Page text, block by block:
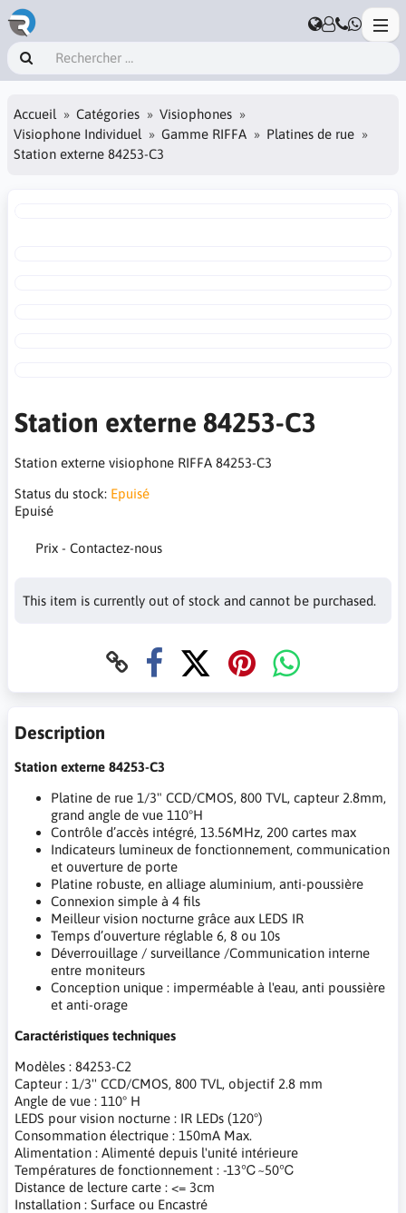
Accueil Catégories
Visiophones
Visiophone Individuel
Gamme RIFFA
Platines de rue
Station externe 84253-C3
Station externe 84253-C3
Station externe visiophone RIFFA 84253-C3
Status du stock: Epuisé
Epuisé
Prix - Contactez-nous
This item is currently out of stock and cannot be purchased.
Description
Station externe 84253-C3
Platine de rue 1/3" CCD/CMOS, 800 TVL, capteur 2.8mm,
grand angle de vue 110°H
Contrôle d’accès intégré, 13.56MHz, 200 cartes max
Indicateurs lumineux de fonctionnement, communication
et ouverture de porte
Platine robuste, en alliage aluminium, anti-poussière
Connexion simple à 4 fils
Meilleur vision nocturne grâce aux LEDS IR
Temps d’ouverture réglable 6, 8 ou 10s
Déverrouillage / surveillance /Communication interne
entre moniteurs
Conception unique : imperméable à l'eau, anti poussière
et anti-orage
Caractéristiques techniques
Modèles : 84253-C2
Capteur : 1/3'' CCD/CMOS, 800 TVL, objectif 2.8 mm
Angle de vue : 110° H
LEDS pour vision nocturne : IR LEDs (120°)
Consommation électrique : 150mA Max.
Alimentation : Alimenté depuis l'unité intérieure
Températures de fonctionnement : -13℃~50℃
Distance de lecture carte : <= 3cm
Installation : Surface ou Encastré